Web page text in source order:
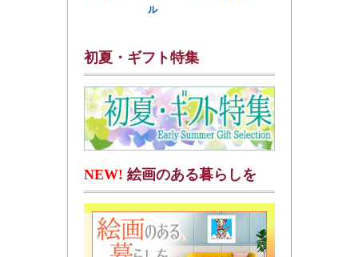
ル
初夏・ギフト特集
NEW! 絵画のある暮らしを